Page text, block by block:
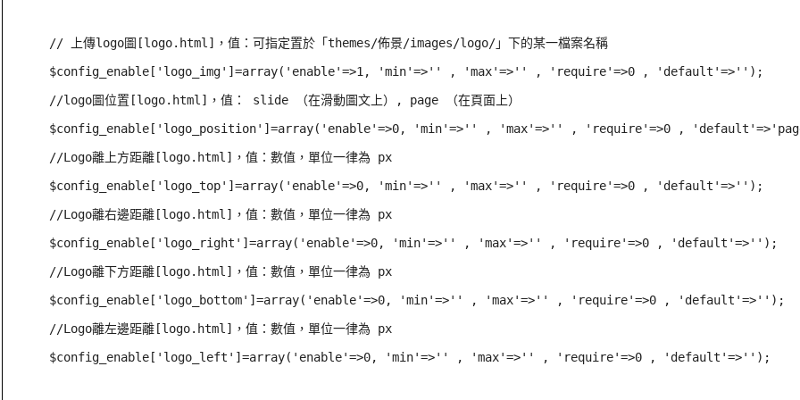
// 上傳logo圖[logo.html]，值：可指定置於「themes/佈景/images/logo/」下的某一檔案名稱
$config_enable['logo_img']=array('enable'=>1, 'min'=>'' , 'max'=>'' , 'require'=>0 , 'default'=>'');
//logo圖位置[logo.html]，值： slide （在滑動圖文上）, page （在頁面上）
$config_enable['logo_position']=array('enable'=>0, 'min'=>'' , 'max'=>'' , 'require'=>0 ,
//Logo離上方距離[logo.html]，值：數值，單位一律為 px
$config_enable['logo_top']=array('enable'=>0, 'min'=>'' , 'max'=>'' , 'require'=>0 , 'default'=>'');
//Logo離右邊距離[logo.html]，值：數值，單位一律為 px
$config_enable['logo_right']=array('enable'=>0, 'min'=>'' , 'max'=>'' , 'require'=>0 , 'default'=>'');
//Logo離下方距離[logo.html]，值：數值，單位一律為 px
$config_enable['logo_bottom']=array('enable'=>0, 'min'=>'' , 'max'=>'' , 'require'=>0 , 'default'=>'');
//Logo離左邊距離[logo.html]，值：數值，單位一律為 px
$config_enable['logo_left']=array('enable'=>0, 'min'=>'' , 'max'=>'' , 'require'=>0 , 'default'=>'');